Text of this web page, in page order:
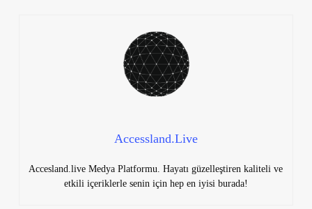
Accessland.Live
Accesland.live Medya Platformu. Hayatı güzelleştiren kaliteli ve
etkili içeriklerle senin için hep en iyisi burada!